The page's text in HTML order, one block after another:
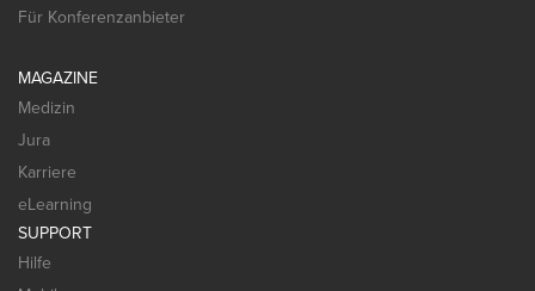
Für Konferenzanbieter
MAGAZINE
Medizin
Jura
Karriere
eLearning
SUPPORT
Hilfe